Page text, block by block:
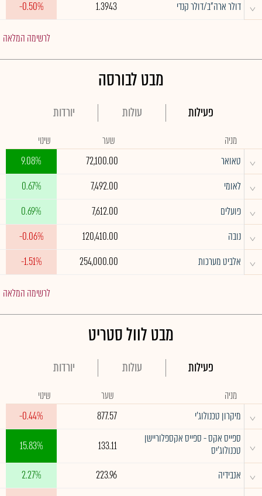
^ דולר ארה"ב/דולר קנדי 1.3943
-0.50%
לרשימה המלאה
מבט לבורסה
פעילות עולות יורדות
מניה שער שינוי
^ טאואר 72,100.00
9.08%
^ לאומי 7,492.00
0.67%
^ פועלים 7,612.00
0.69%
^ נובה 120,410.00
-0.06%
^ אלביט מערכות 254,000.00
-1.51%
לרשימה המלאה
מבט לוול סטריט
פעילות עולות יורדות
מניה שער שינוי
^ מיקרון טכנולוג'י 877.57
-0.44%
^
ספייס אקס - ספייס אקספלוריישן
טכנולוג'יס
133.11
15.83%
^ אנבידיה 223.96
2.27%